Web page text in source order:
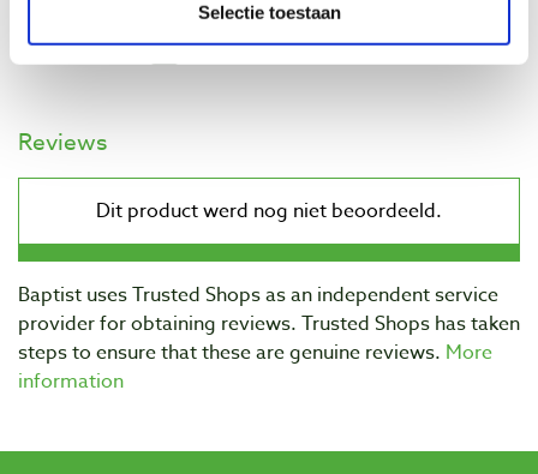
Selectie toestaan
In stock
Compare
Reviews
Baptist uses Trusted Shops as an independent service
provider for obtaining reviews. Trusted Shops has taken
steps to ensure that these are genuine reviews. More
information